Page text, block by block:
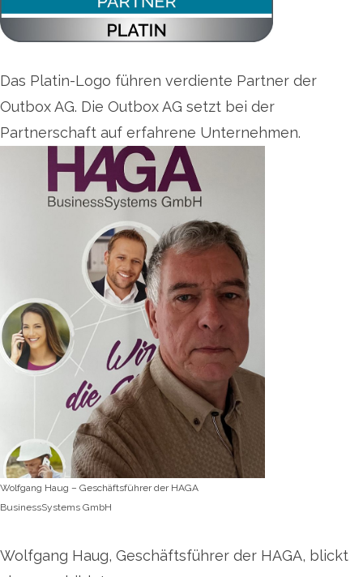
Das Platin-Logo führen verdiente Partner der
Outbox AG. Die Outbox AG setzt bei der
Partnerschaft auf erfahrene Unternehmen.
Wolfgang Haug – Geschäftsführer der HAGA
BusinessSystems GmbH
Wolfgang Haug, Geschäftsführer der HAGA, blickt